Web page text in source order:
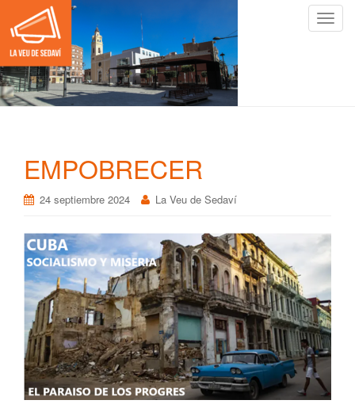
C
a
ó
n
EMPOBRECER
24 septiembre 2024 La Veu de Sedaví